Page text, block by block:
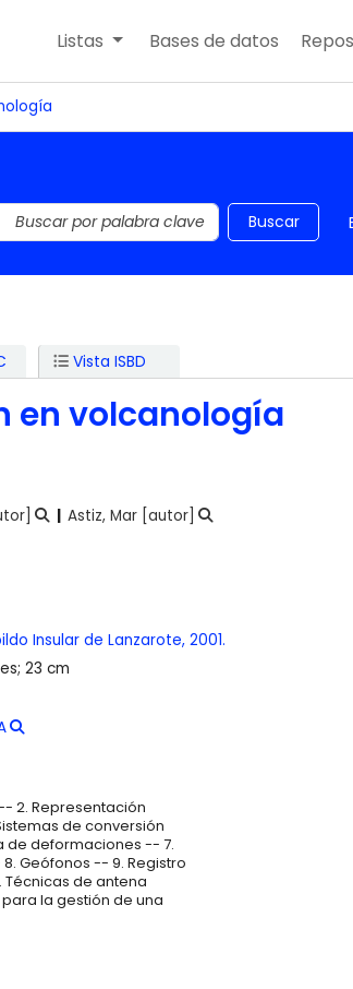
Listas Bases de datos
por palabra clave Buscar
Vista ISBD
en volcanología
Astiz, Mar[autor]
Insular de Lanzarote, 2001.
23 cm
2. Representación
de conversión
de deformaciones -- 7.
Geófonos -- 9. Registro
Técnicas de antena
la gestión de una